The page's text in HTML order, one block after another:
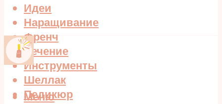
Идеи
Наращивание
Френч
Лечение
Инструменты
Шеллак
Педикюр
Меню